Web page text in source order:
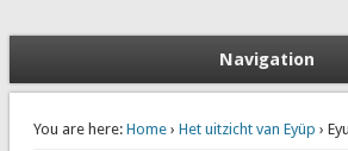
Naar Istanbul
Stedentrip Istanbul: Aanbiedingen, Tips en
Navigation
You are here: Home› Het uitzicht van Eyüp ›